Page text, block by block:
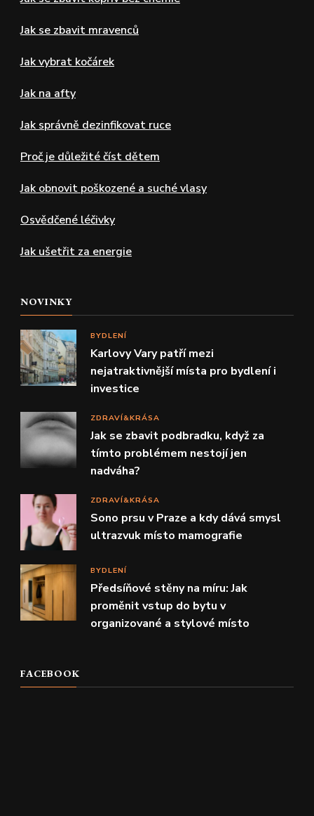
Jak se zbavit mravenců
Jak vybrat kočárek
Jak na afty
Jak správně dezinfikovat ruce
Proč je důležité číst dětem
Jak obnovit poškozené a suché vlasy
Osvědčené léčivky
Jak ušetřit za energie
NOVINKY
BYDLENÍ
Karlovy Vary patří mezi
nejatraktivnější místa pro bydlení i
investice
ZDRAVÍ&KRÁSA
Jak se zbavit podbradku, když za
tímto problémem nestojí jen
nadváha?
ZDRAVÍ&KRÁSA
Sono prsu v Praze a kdy dává smysl
ultrazvuk místo mamografie
BYDLENÍ
Předsíňové stěny na míru: Jak
proměnit vstup do bytu v
organizované a stylové místo
FACEBOOK